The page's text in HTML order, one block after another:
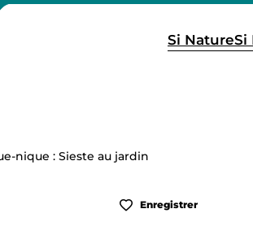
la barre de navigation du mode éco
Si NatureSi
nique : Sieste au jardin
Enregistrer